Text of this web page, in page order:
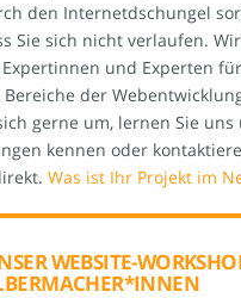
den Internetdschungel
Sie sich nicht verlaufen.
und Experten für
der
gerne um, lernen Sie uns
kennen oder
Was ist Ihr Projekt im
WEBSITE-